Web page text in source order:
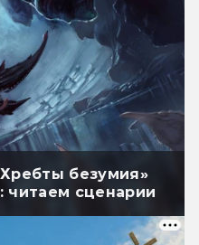
безумия»
читаем сценарии